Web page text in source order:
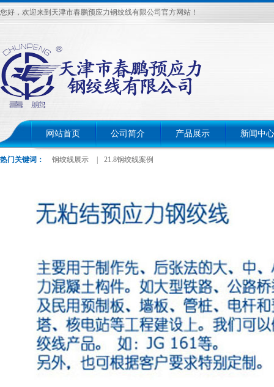
您好，欢迎来到天津市春鹏预应力钢绞线有限公司官方网站！
网站首页 公司简介 产品展示 新闻中心
热门关键词： 钢绞线展示 21.8钢绞线案例